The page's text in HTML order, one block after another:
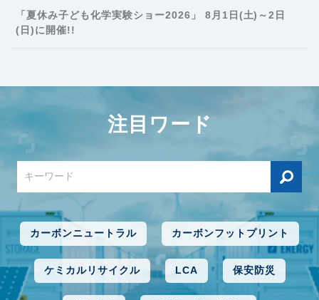
「夏休み子ども化学実験ショー2026」 8月1日(土)～2日
(日)に開催!!
注目ワード
カーボンニュートラル カーボンフットプリント
ケミカルリサイクル LCA 保安防災